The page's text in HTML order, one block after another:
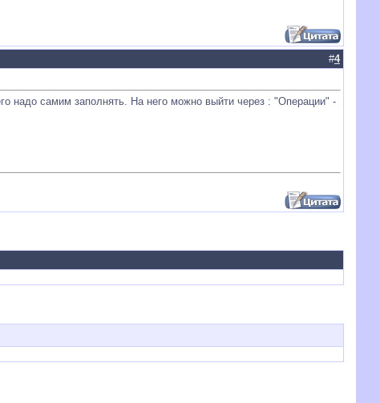
#4
надо самим заполнять. На него можно выйти через : "Операции" -